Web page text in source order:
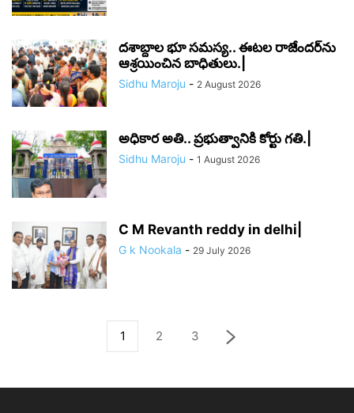
దశాబ్దాల భూ సమస్య.. ఈటల రాజేందర్‌ను
ఆశ్రయించిన బాధితులు.|
Sidhu Maroju - 2 August 2026
అధికార అతి.. ప్రభుత్వానికి కోర్టు గతి.|
Sidhu Maroju - 1 August 2026
C M Revanth reddy in delhi|
G k Nookala - 29 July 2026
1 2 3